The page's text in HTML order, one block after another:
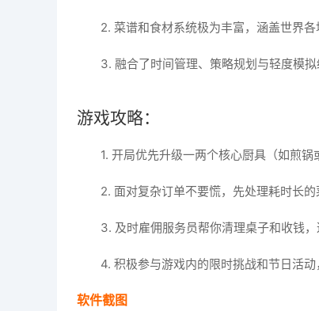
2. 菜谱和食材系统极为丰富，涵盖世界
3. 融合了时间管理、策略规划与轻度模
游戏攻略：
1. 开局优先升级一两个核心厨具（如煎
2. 面对复杂订单不要慌，先处理耗时长
3. 及时雇佣服务员帮你清理桌子和收钱
4. 积极参与游戏内的限时挑战和节日活
软件截图